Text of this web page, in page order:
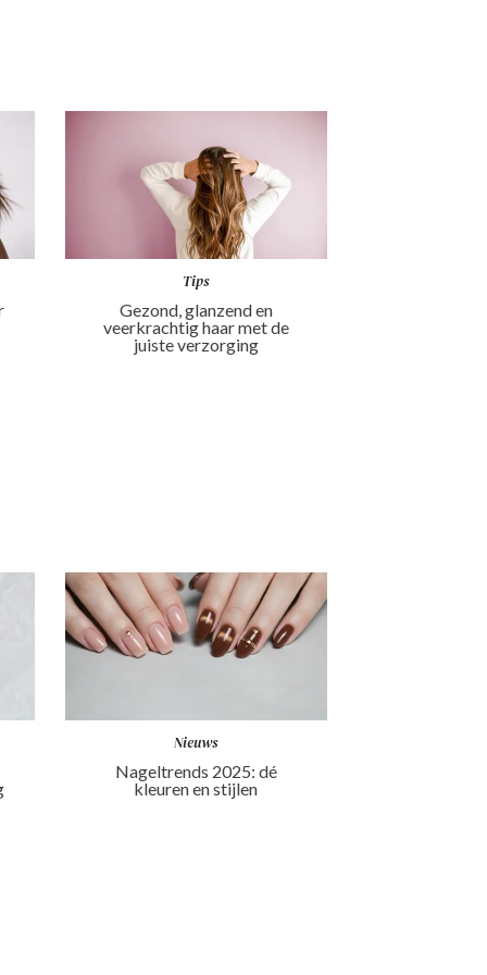
Tips
Gezond, glanzend en
veerkrachtig haar met de
juiste verzorging
Nieuws
Nageltrends 2025: dé
kleuren en stijlen